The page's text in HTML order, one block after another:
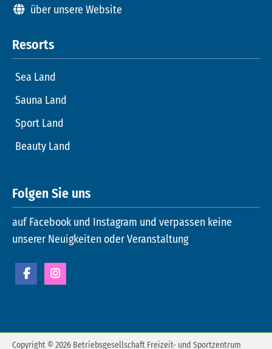
über unsere Website
Resorts
Sea Land
Sauna Land
Sport Land
Beauty Land
Folgen Sie uns
auf Facebook und Instagram und verpassen keine
unserer Neuigkeiten oder Veranstaltung
Copyright © 2026 Betriebsgesellschaft Freizeit- und Sportzentrum